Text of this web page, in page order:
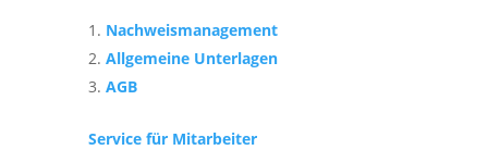
Nachweismanagement
Allgemeine Unterlagen
AGB
Service für Mitarbeiter